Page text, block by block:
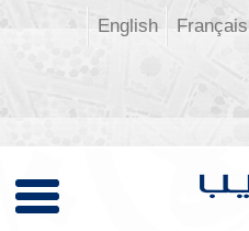
Français
English